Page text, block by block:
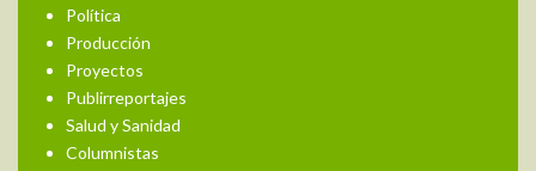
Política
Producción
Proyectos
Publirreportajes
Salud y Sanidad
Columnistas